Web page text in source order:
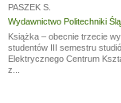
PASZEK S.
Wydawnictwo Politechniki
Książka – obecnie trzecie
studentów III semestru
Elektrycznego Centrum
z...